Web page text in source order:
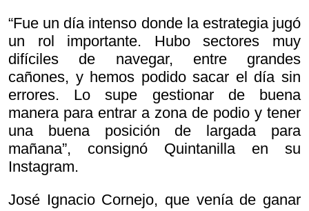
“Fue un día intenso donde la estrategia jugó
un rol importante. Hubo sectores muy
difíciles de navegar, entre grandes
cañones, y hemos podido sacar el día sin
errores. Lo supe gestionar de buena
manera para entrar a zona de podio y tener
una buena posición de largada para
mañana”, consignó Quintanilla en su
Instagram.
José Ignacio Cornejo, que venía de ganar